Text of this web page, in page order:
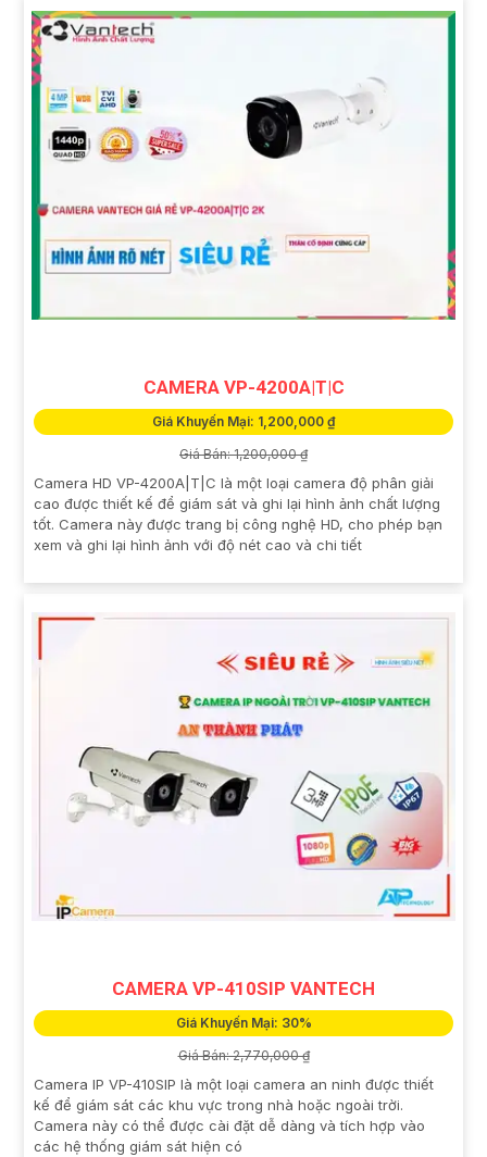
CAMERA VP-4200A|T|C
Giá Khuyến Mại: 1,200,000 ₫
Giá Bán: 1,200,000 ₫
Camera HD VP-4200A|T|C là một loại camera độ phân giải
cao được thiết kế để giám sát và ghi lại hình ảnh chất lượng
tốt. Camera này được trang bị công nghệ HD, cho phép bạn
xem và ghi lại hình ảnh với độ nét cao và chi tiết
CAMERA VP-410SIP VANTECH
Giá Khuyến Mại: 30%
Giá Bán: 2,770,000 ₫
Camera IP VP-410SIP là một loại camera an ninh được thiết
kế để giám sát các khu vực trong nhà hoặc ngoài trời.
Camera này có thể được cài đặt dễ dàng và tích hợp vào
các hệ thống giám sát hiện có